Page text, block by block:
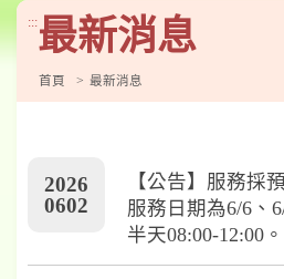
:::最新消息
首頁 最新消息
2026
0602
【公告】服務採
服務日期為6/6、
半天08:00-12:00。